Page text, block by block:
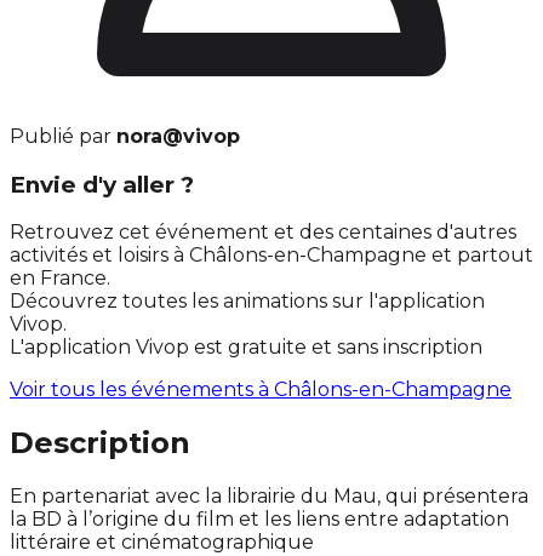
Publié par nora@vivop
Envie d'y aller ?
Retrouvez cet événement et des centaines d'autres
activités et loisirs à Châlons-en-Champagne et partout
en France.
Découvrez toutes les animations sur l'application
Vivop.
L'application Vivop est gratuite et sans inscription
Voir tous les événements à Châlons-en-Champagne
Description
En partenariat avec la librairie du Mau, qui présentera
la BD à l’origine du film et les liens entre adaptation
littéraire et cinématographique